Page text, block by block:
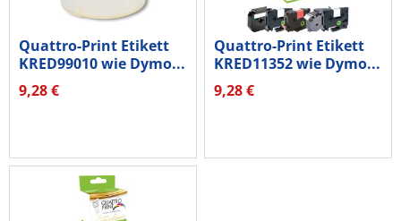
Quattro-Print Etikett
KRED99010 wie Dymo...
9,28 €
Quattro-Print Etikett
KRED11352 wie Dymo...
9,28 €